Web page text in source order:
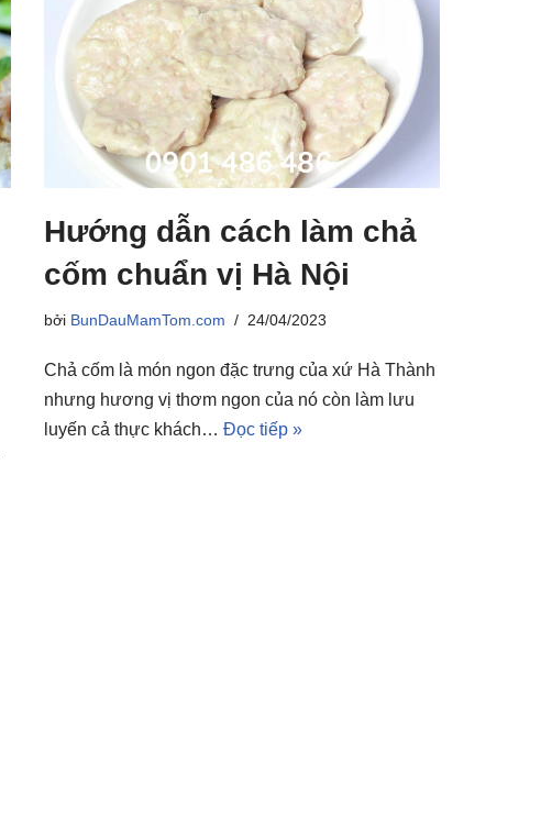
Hướng dẫn cách làm chả
cốm chuẩn vị Hà Nội
bởi BunDauMamTom.com 24/04/2023
Chả cốm là món ngon đặc trưng của xứ Hà Thành
nhưng hương vị thơm ngon của nó còn làm lưu
luyến cả thực khách… Đọc tiếp »